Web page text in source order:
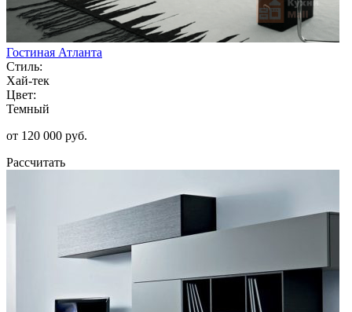
Гостиная Атланта
Стиль:
Хай-тек
Цвет:
Темный
от 120 000 руб.
Рассчитать